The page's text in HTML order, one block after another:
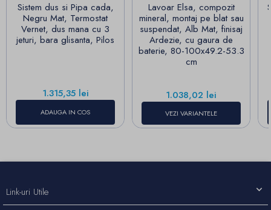
Sistem dus si Pipa cada,
Negru Mat, Termostat
Vernet, dus mana cu 3
jeturi, bara glisanta, Pilos
Pret
1.315,35 lei
ADAUGA IN COS
Lavoar Elsa, compozit
mineral, montaj pe blat sau
suspendat, Alb Mat, finisaj
Ardezie, cu gaura de
baterie, 80-100x49.2-53.3
cm
Pret
1.038,02 lei
VEZI VARIANTELE
Link-uri Utile